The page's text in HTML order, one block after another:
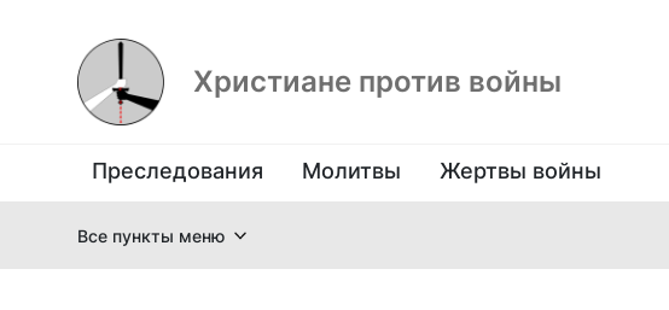
Христиане против войны
Преследования Молитвы Жертвы войны
Все пункты меню